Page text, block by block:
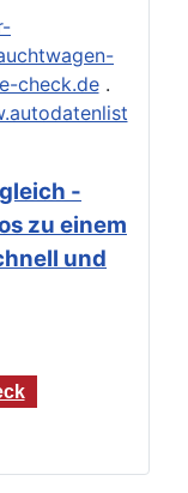
check.de.
-
zu einem
und